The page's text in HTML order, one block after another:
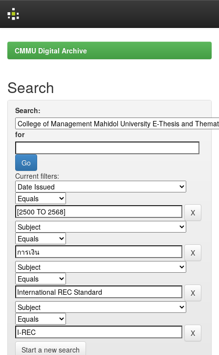
navigationCMMU Digital Archive
Search
Search:
for
Current filters:
Start a new search